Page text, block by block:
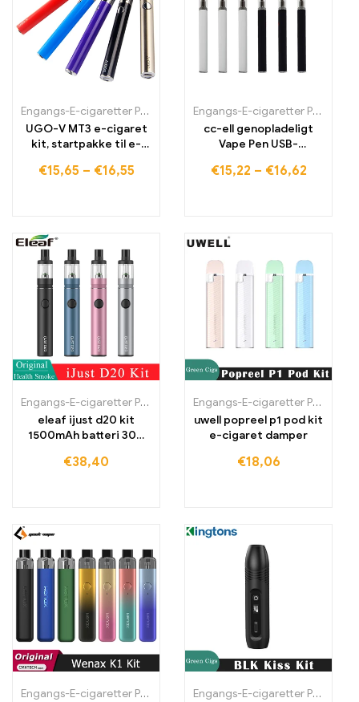
Engangs-E-cigaretter Polen Engangs-E-cigaretter Portugal
UGO-V MT3 e-cigaret
kit, startpakke til e-
€15,65 – €16,55
Engangs-E-cigaretter Polen
cc-ell genopladeligt
Vape Pen USB-
€15,22 – €16,62
Engangs-E-cigaretter Polen Engangs-E-cigaretter Portugal
eleaf ijust d20 kit
1500mAh batteri 30w
cigaret
€38,40
Engangs-E-cigaretter Polen
uwell popreel p1 pod kit
e-cigaret damper
€18,06
Engangs-E-cigaretter Polen Engangs-E-cigaretter Portugal
Engangs-E-cigaretter Polen